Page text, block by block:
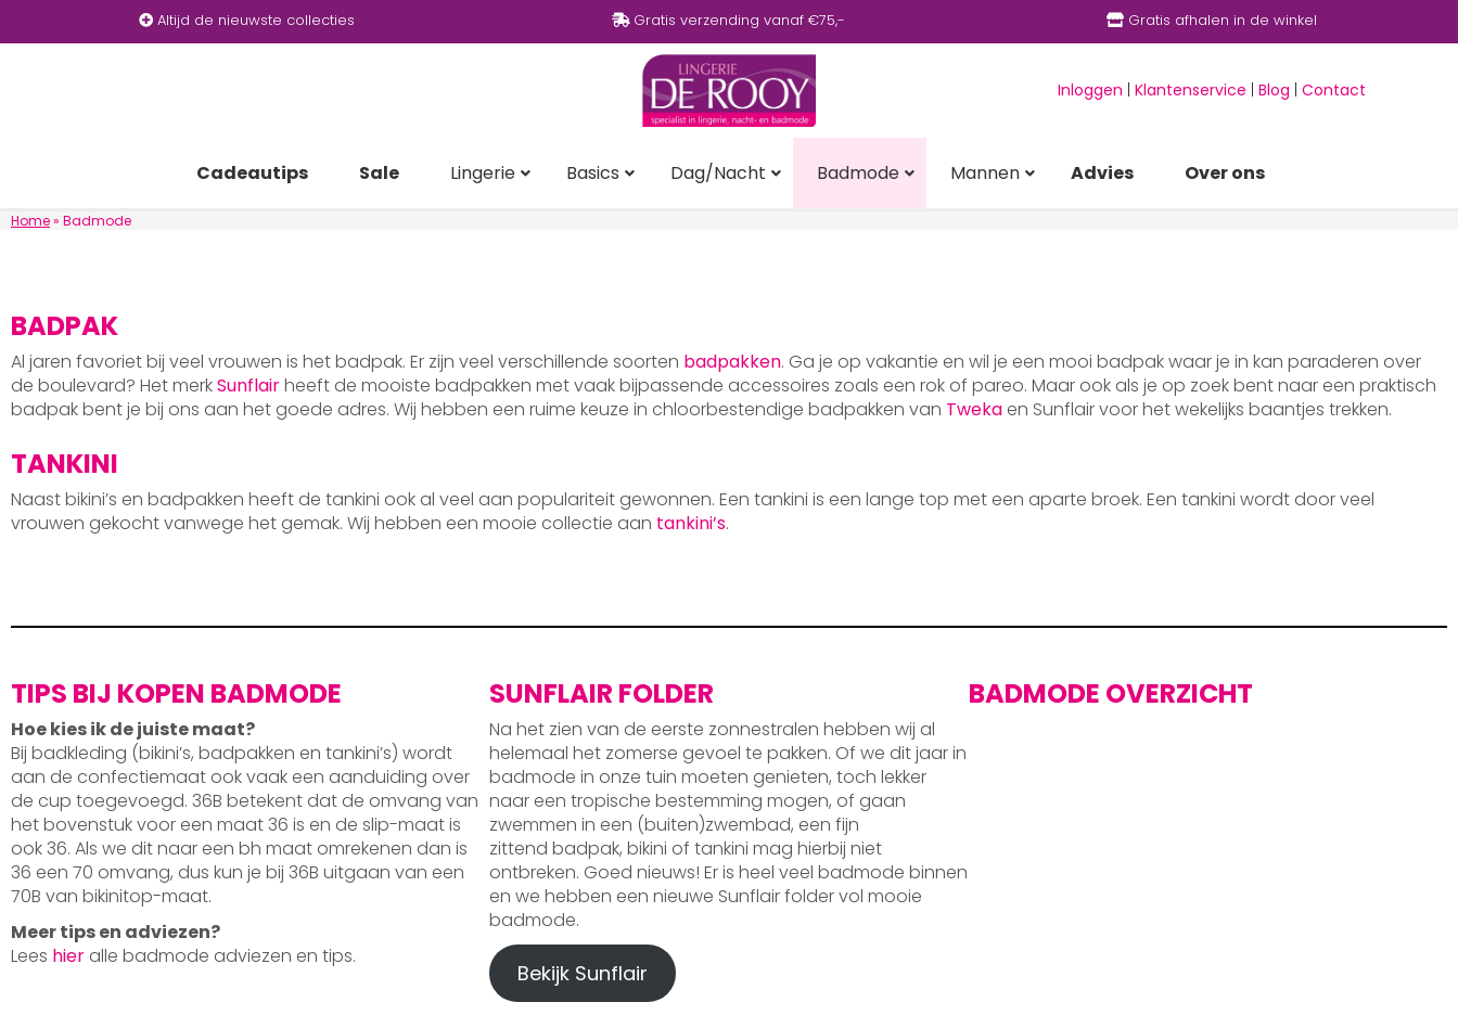
Altijd de nieuwste collecties Gratis verzending vanaf €75,- Gratis afhalen in de winkel
Inloggen Klantenservice Blog Contact
Cadeautips Sale Lingerie Basics Dag/Nacht Badmode Mannen Advies Over ons
Home» Badmode
BADPAK
Al jaren favoriet bij veel vrouwen is het badpak. Er zijn veel verschillende soorten badpakken. Ga je op vakantie en wil je een mooi badpak waar je in kan paraderen over
de boulevard? Het merkSunflairheeft de mooiste badpakken met vaak bijpassende accessoires zoals een rok of pareo. Maar ook als je op zoek bent naar een praktisch
badpak bent je bij ons aan het goede adres. Wij hebben een ruime keuze in chloorbestendige badpakken van Tweka en Sunflair voor het wekelijks baantjes trekken.
TANKINI
Naast bikini’s en badpakken heeft de tankini ook al veel aan populariteit gewonnen. Een tankini is een lange top met een aparte broek. Een tankini wordt door veel
vrouwen gekocht vanwege het gemak. Wij hebben een mooie collectie aan tankini’s.
TIPS BIJ KOPEN BADMODE
Hoe kies ik de juiste maat?
Bij badkleding (bikini’s, badpakken en tankini’s) wordt
aan de confectiemaat ook vaak een aanduiding over
de cup toegevoegd. 36B betekent dat de omvang van
het bovenstuk voor een maat 36 is en de slip-maat is
ook 36. Als we dit naar een bh maat omrekenen dan is
36 een 70 omvang, dus kun je bij 36B uitgaan van een
70B van bikinitop-maat.
Meer tips en adviezen?
Lees hier alle badmode adviezen en tips.
SUNFLAIR FOLDER
Na het zien van de eerste zonnestralen hebben wij al
helemaal het zomerse gevoel te pakken. Of we dit jaar in
badmode in onze tuin moeten genieten, toch lekker
naar een tropische bestemming mogen, of gaan
zwemmen in een (buiten)zwembad, een fijn
zittend badpak, bikini of tankini mag hierbij niet
ontbreken. Goed nieuws! Er is heel veel badmode binnen
en we hebben een nieuwe Sunflair folder vol mooie
badmode.
Bekijk Sunflair
BADMODE OVERZICHT